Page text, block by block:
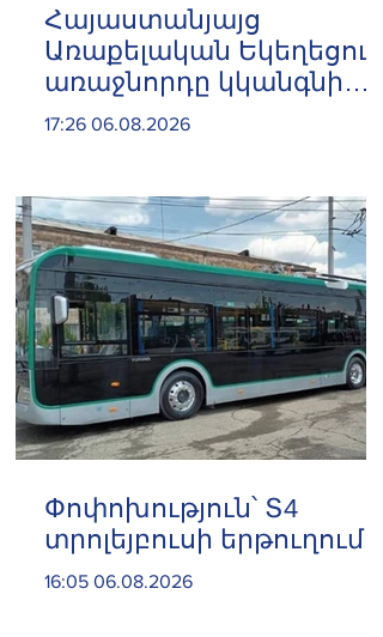
Հայաստանյայց
Առաքելական Եկեղեցու
առաջնորդը կկանգնի
դատարանի առջև՝
հակամարտության
պատճառով․ Reuters-ի
արձագանքը
17:26 06.08.2026
Փոփոխություն՝ Տ4
տրոլեյբուսի երթուղում
16:05 06.08.2026